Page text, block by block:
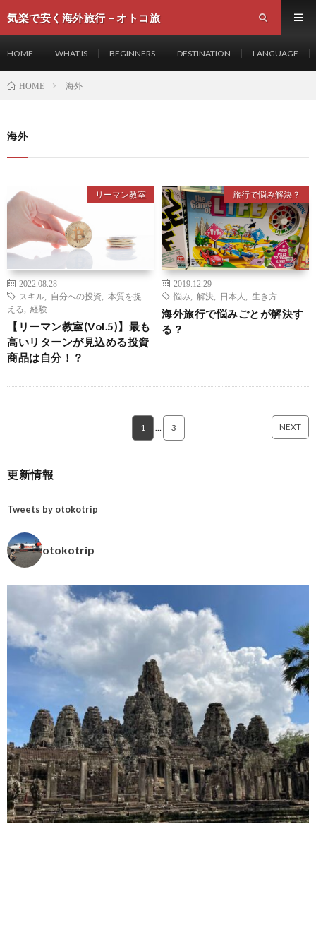
気楽で安く海外旅行－オトコ旅
HOME WHAT IS BEGINNERS DESTINATION LANGUAGE
HOME 海外
海外
リーマン教室
2022.08.28
スキル
自分への投資
本質を捉
える
経験
【リーマン教室(Vol.5)】最も
高いリターンが見込める投資
商品は自分！？
旅行で悩み解決？
2019.12.29
悩み
解決 日本人 生き方
海外旅行で悩みごとが解決す
る？
1 3 NEXT
更新情報
Tweets by otokotrip
otokotrip